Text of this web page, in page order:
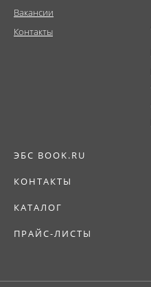
Вакансии
Контакты
ЭБС BOOK.RU
КОНТАКТЫ
КАТАЛОГ
ПРАЙС-ЛИСТЫ